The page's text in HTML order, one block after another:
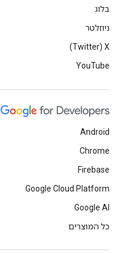
בלוג
ניוזלטר
X‏ (Twitter)
YouTube
Android
Chrome
Firebase
Google Cloud Platform
Google AI
כל המוצרים